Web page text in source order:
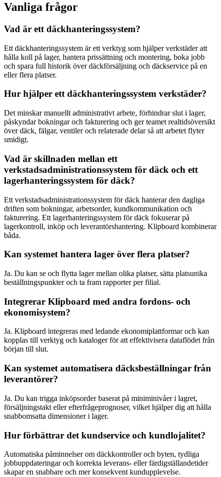
Vanliga frågor
Vad är ett däckhanteringssystem?
Ett däckhanteringssystem är ett verktyg som hjälper verkstäder att
hålla koll på lager, hantera prissättning och montering, boka jobb
och spara full historik över däckförsäljning och däckservice på en
eller flera platser.
Hur hjälper ett däckhanteringssystem verkstäder?
Det minskar manuellt administrativt arbete, förhindrar slut i lager,
påskyndar bokningar och fakturering och ger teamet realtidsöversikt
över däck, fälgar, ventiler och relaterade delar så att arbetet flyter
smidigt.
Vad är skillnaden mellan ett
verkstadsadministrationssystem för däck och ett
lagerhanteringssystem för däck?
Ett verkstadsadministrationssystem för däck hanterar den dagliga
driften som bokningar, arbetsorder, kundkommunikation och
fakturering. Ett lagerhanteringssystem för däck fokuserar på
lagerkontroll, inköp och leverantörshantering. Klipboard kombinerar
båda.
Kan systemet hantera lager över flera platser?
Ja. Du kan se och flytta lager mellan olika platser, sätta platsunika
beställningspunkter och ta fram rapporter per filial.
Integrerar Klipboard med andra fordons- och
ekonomisystem?
Ja. Klipboard integreras med ledande ekonomiplattformar och kan
kopplas till verktyg och kataloger för att effektivisera dataflödet från
början till slut.
Kan systemet automatisera däcksbeställningar från
leverantörer?
Ja. Du kan trigga inköpsorder baserat på miniminivåer i lagret,
försäljningstakt eller efterfrågeprognoser, vilket hjälper dig att hålla
snabbomsatta dimensioner i lager.
Hur förbättrar det kundservice och kundlojalitet?
Automatiska påminnelser om däckkontroller och byten, tydliga
jobbuppdateringar och korrekta leverans- eller färdigställandetider
skapar en snabbare och mer konsekvent kundupplevelse.